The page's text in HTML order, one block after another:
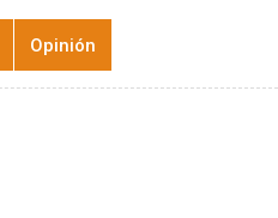
Opinión